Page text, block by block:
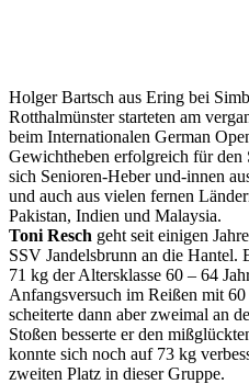
Holger Bartsch aus Ering bei
Rotthalmünster starteten am
beim Internationalen German
Gewichtheben erfolgreich für den
sich Senioren-Heber und-innen
und auch aus vielen fernen
Pakistan, Indien und Malaysia.
Toni Resch geht seit einigen
SSV Jandelsbrunn an die Hantel.
71 kg der Altersklasse 60 – 64
Anfangsversuch im Reißen mit
scheiterte dann aber zweimal an
Stoßen besserte er den
konnte sich noch auf 73 kg
zweiten Platz in dieser Gruppe.